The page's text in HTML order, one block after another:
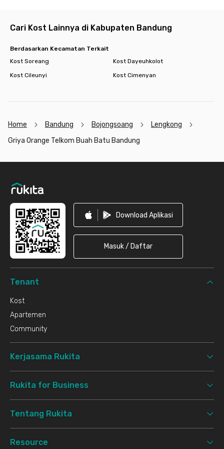
Cari Kost Lainnya di Kabupaten Bandung
Berdasarkan Kecamatan Terkait
Kost Soreang
Kost Dayeuhkolot
Kost Cileunyi
Kost Cimenyan
Home Bandung Bojongsoang
Lengkong
Griya Orange Telkom Buah Batu Bandung
Download Aplikasi
Masuk / Daftar
Tenant
Kost
Apartemen
Community
Kerjasama Rukita
Rukita for Business
Tentang Rukita
Resource